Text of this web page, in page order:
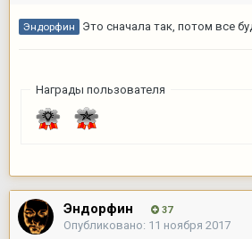
Эндорфин Это сначала так, потом все
Награды пользователя
Эндорфин 37
Опубликовано: 11 ноября 2017